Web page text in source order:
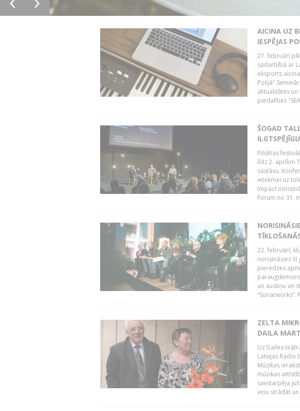
AICINA UZ
IESPĒJAS
27. februārī
sadarbībā ar
eksports
aktualitātes
piedalīties
ŠOGAD
Pilsētas
līdz 2. aprīlim
sastāvu.
ietekmei uz
Impact
Forum no 31.
22. februārī,
norisināsies šī
pieredzes
un austiņu un
“Sonarworks”.
ZELTA
DAILA
Uz Dailes
Latvijas Radio
Mūzikas
mūzikas
savstarpēja
viņu strādāt un